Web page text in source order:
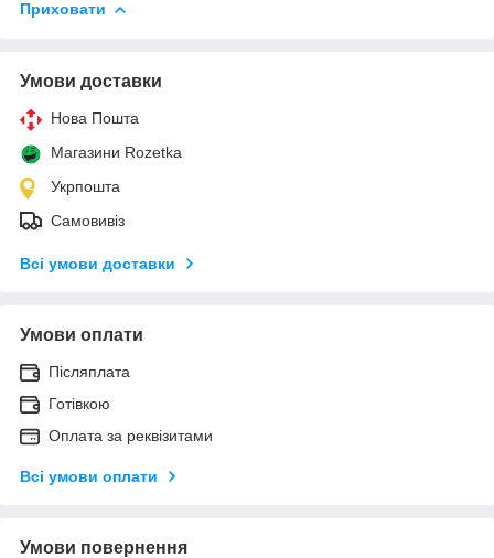
Приховати
Умови доставки
Нова Пошта
Магазини Rozetka
Укрпошта
Самовивіз
Всі умови доставки
Умови оплати
Післяплата
Готівкою
Оплата за реквізитами
Всі умови оплати
Умови повернення